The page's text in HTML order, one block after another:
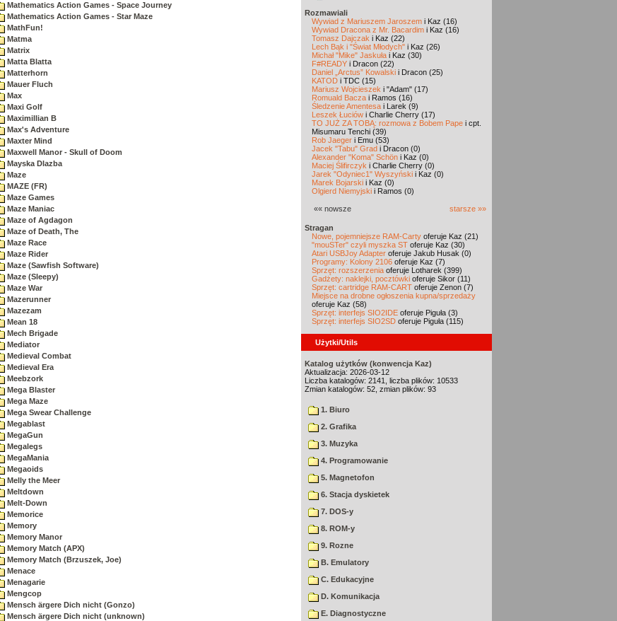
Mathematics Action Games - Space Journey
Mathematics Action Games - Star Maze
MathFun!
Matma
Matrix
Matta Blatta
Matterhorn
Mauer Fluch
Max
Maxi Golf
Maximillian B
Max's Adventure
Maxter Mind
Maxwell Manor - Skull of Doom
Mayska Dlazba
Maze
MAZE (FR)
Maze Games
Maze Maniac
Maze of Agdagon
Maze of Death, The
Maze Race
Maze Rider
Maze (Sawfish Software)
Maze (Sleepy)
Maze War
Mazerunner
Mazezam
Mean 18
Mech Brigade
Mediator
Medieval Combat
Medieval Era
Meebzork
Mega Blaster
Mega Maze
Mega Swear Challenge
Megablast
MegaGun
Megalegs
MegaMania
Megaoids
Melly the Meer
Meltdown
Melt-Down
Memorice
Memory
Memory Manor
Memory Match (APX)
Memory Match (Brzuszek, Joe)
Menace
Menagarie
Mengcop
Mensch ärgere Dich nicht (Gonzo)
Mensch ärgere Dich nicht (unknown)
Rozmawiali
Wywiad z Mariuszem Jaroszem i Kaz (16)
Wywiad Dracona z Mr. Bacardim i Kaz (16)
Tomasz Dajczak i Kaz (22)
Lech Bąk i "Świat Młodych" i Kaz (26)
Michał "Mike" Jaskuła i Kaz (30)
F#READY i Dracon (22)
Daniel „Arctus” Kowalski i Dracon (25)
KATOD i TDC (15)
Mariusz Wojcieszek i "Adam" (17)
Romuald Bacza i Ramos (16)
Śledzenie Amentesa i Larek (9)
Leszek Łuciów i Charlie Cherry (17)
TO JUŻ ZA TOBĄ: rozmowa z Bobem Pape i cpt.
Misumaru Tenchi (39)
Rob Jaeger i Emu (53)
Jacek "Tabu" Grad i Dracon (0)
Alexander "Koma" Schön i Kaz (0)
Maciej Ślifirczyk i Charlie Cherry (0)
Jarek "Odyniec1" Wyszyński i Kaz (0)
Marek Bojarski i Kaz (0)
Olgierd Niemyjski i Ramos (0)
«« nowsze starsze »»
Stragan
Nowe, pojemniejsze RAM-Carty oferuje Kaz (21)
"mouSTer" czyli myszka ST oferuje Kaz (30)
Atari USBJoy Adapter oferuje Jakub Husak (0)
Programy: Kolony 2106 oferuje Kaz (7)
Sprzęt: rozszerzenia oferuje Lotharek (399)
Gadżety: naklejki, pocztówki oferuje Sikor (11)
Sprzęt: cartridge RAM-CART oferuje Zenon (7)
Miejsce na drobne ogłoszenia kupna/sprzedaży
oferuje Kaz (58)
Sprzęt: interfejs SIO2IDE oferuje Piguła (3)
Sprzęt: interfejs SIO2SD oferuje Piguła (115)
Użytki/Utils
Katalog użytków (konwencja Kaz)
Aktualizacja: 2026-03-12
Liczba katalogów: 2141, liczba plików: 10533
Zmian katalogów: 52, zmian plików: 93
1. Biuro
2. Grafika
3. Muzyka
4. Programowanie
5. Magnetofon
6. Stacja dyskietek
7. DOS-y
8. ROM-y
9. Rozne
B. Emulatory
C. Edukacyjne
D. Komunikacja
E. Diagnostyczne